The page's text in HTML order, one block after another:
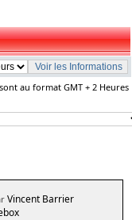
au format GMT + 2 Heures
Vincent Barrier